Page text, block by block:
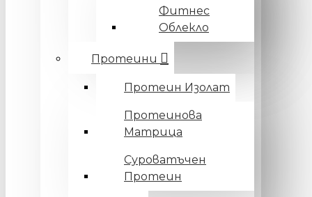
Фитнес
Облекло
Протеини
Протеин Изолат
Протеинова
Матрица
Суроватъчен
Протеин